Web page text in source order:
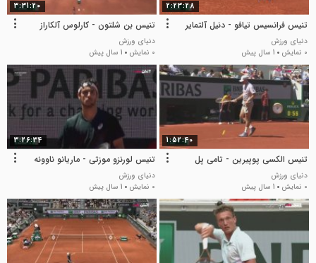
2:23:28
تنیس فرانسیس تیافو - دنیل آلتمایر
دنیای ورزش
0 نمایش
1 سال پیش
3:31:20
تنیس بن شلتون - کارلوس آلکاراز
دنیای ورزش
0 نمایش
1 سال پیش
1:52:40
تنیس الکسی پوپیرین - تامی پل
دنیای ورزش
0 نمایش
1 سال پیش
3:26:34
تنیس لورنزو موزتی - ماریانو ناوونه
دنیای ورزش
0 نمایش
1 سال پیش